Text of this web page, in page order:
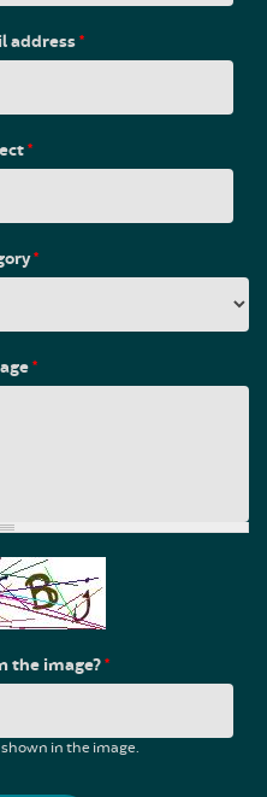
address*
*
*
*
the image?*
in the image.